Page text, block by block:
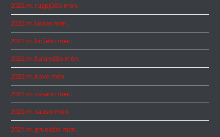
2022 m. rugpjūčio mėn.
2022 m. liepos mėn.
2022 m. birželio mėn.
2022 m. balandžio mėn.
2022 m. kovo mėn.
2022 m. vasario mėn.
2022 m. sausio mėn.
2021 m. gruodžio mėn.